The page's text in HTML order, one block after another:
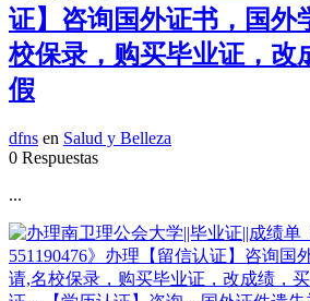
证】咨询国外证书，国外
校保录，购买毕业证，改
假
dfns en Salud y Belleza
0 Respuestas
...